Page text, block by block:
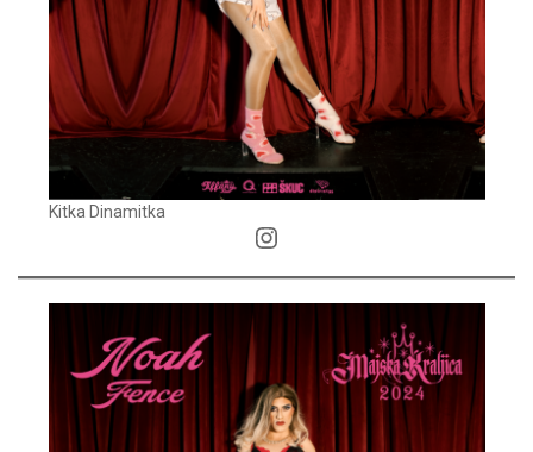
Kitka Dinamitka
Instagram